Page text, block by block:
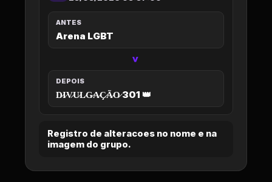
ANTES
Arena LGBT
>
DEPOIS
D̷I̷V̷U̷L̷G̷A̷Ç̷Ã̷O̷ 301 👑
Registro de alteracoes no nome e na
imagem do grupo.